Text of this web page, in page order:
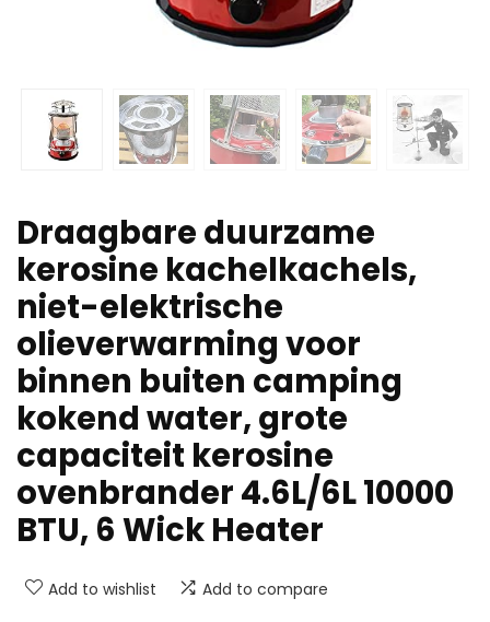
Draagbare duurzame
kerosine kachelkachels,
niet-elektrische
olieverwarming voor
binnen buiten camping
kokend water, grote
capaciteit kerosine
ovenbrander 4.6L/6L 10000
BTU, 6 Wick Heater
Add to wishlist Add to compare